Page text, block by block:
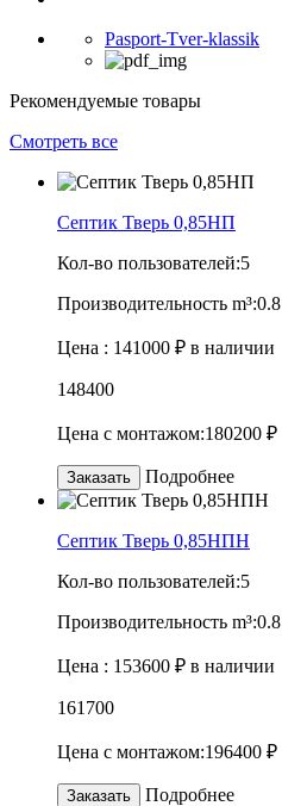
Pasport-Tver-klassik
Рекомендуемые товары
Смотреть все
Септик Тверь 0,85НП
Кол-во пользователей:5
Производительность m³:0.8
Цена : 141000 ₽ в наличии
148400
Цена с монтажом:180200 ₽
Заказать Подробнее
Септик Тверь 0,85НПН
Кол-во пользователей:5
Производительность m³:0.8
Цена : 153600 ₽ в наличии
161700
Цена с монтажом:196400 ₽
Заказать Подробнее